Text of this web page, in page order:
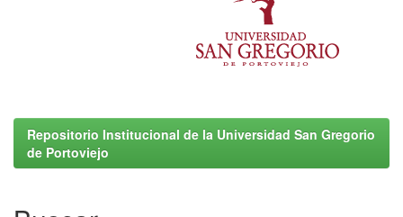
Repositorio Institucional de la Universidad San Gregorio
de Portoviejo